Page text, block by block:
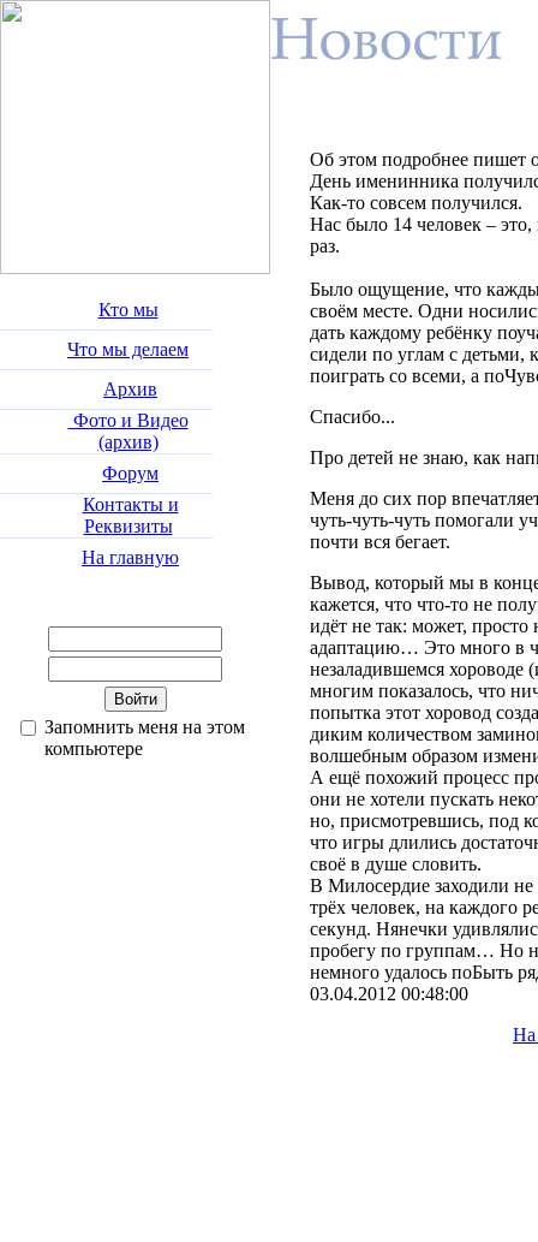
Кто мы
Что мы делаем
Архив
Фото и Видео
(архив)
Форум
Контакты и
Реквизиты
На главную
Запомнить меня на этом
компьютере
Об этом подробнее пишет
День именинника
Как-то совсем получился.
Нас было 14 человек –
раз.
Было ощущение, что
своём месте. Одни
дать каждому ребёнку
сидели по углам с детьми,
поиграть со всеми, а
Спасибо...
Про детей не знаю, как
Меня до сих пор
чуть-чуть-чуть помогали
почти вся бегает.
Вывод, который мы в
кажется, что что-то не
идёт не так: может,
адаптацию… Это много в
незаладившемся хороводе
многим показалось, что
попытка этот хоровод
диким количеством
волшебным образом
А ещё похожий процесс
они не хотели пускать
но, присмотревшись, под
что игры длились
своё в душе словить.
В Милосердие заходили
трёх человек, на каждого
секунд. Нянечки
пробегу по группам… Но
немного удалось поБыть
03.04.2012 00:48:00
На